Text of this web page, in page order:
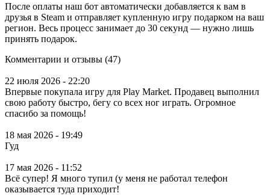
После оплаты наш бот автоматически добавляется к вам в
друзья в Steam и отправляет купленную игру подарком на ваш
регион. Весь процесс занимает до 30 секунд — нужно лишь
принять подарок.
Комментарии и отзывы (47)
22 июля 2026 - 22:20
Впервые покупала игру для Play Market. Продавец выполнил
свою работу быстро, бегу со всех ног играть. Огромное
спасибо за помощь!
18 мая 2026 - 19:49
Гуд
17 мая 2026 - 11:52
Всё супер! Я много тупил (у меня не работал телефон
оказывается туда приходит!